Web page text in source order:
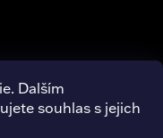
Dalším
souhlas s jejich